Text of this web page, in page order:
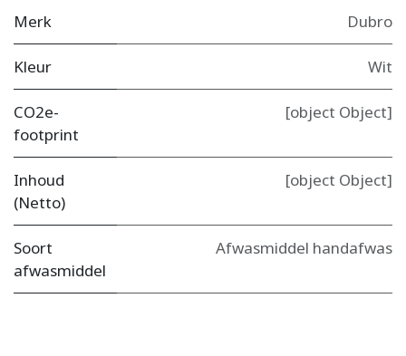
Merk Dubro
Kleur Wit
CO2e-
footprint
[object Object]
Inhoud
(Netto)
[object Object]
Soort
afwasmiddel
Afwasmiddel handafwas